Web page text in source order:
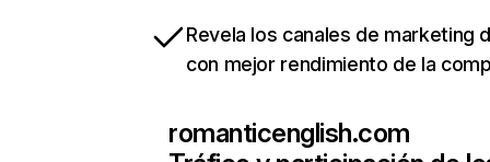
Revela los canales de marketing
con mejor rendimiento de la
romanticenglish.com